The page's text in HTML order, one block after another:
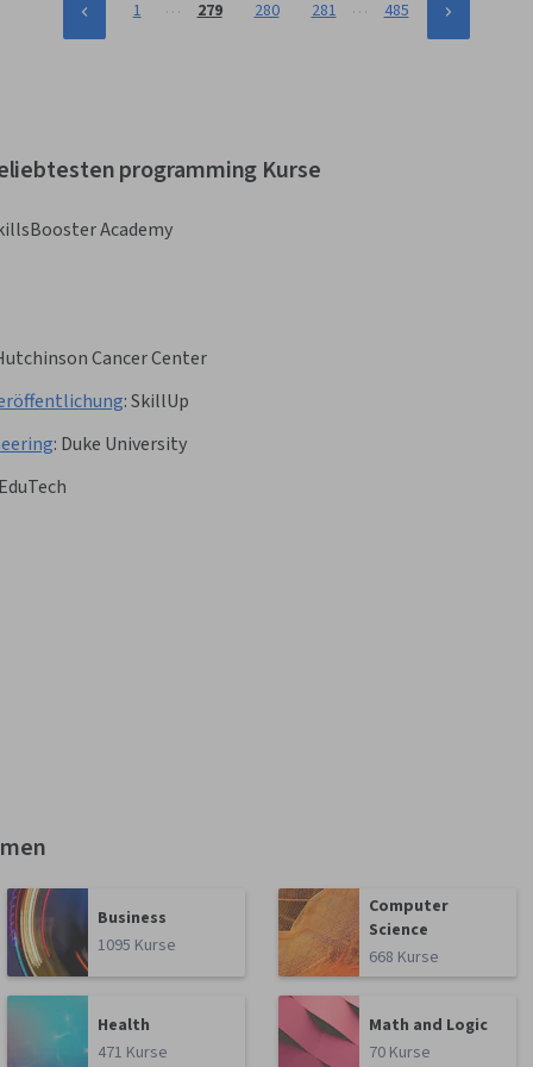
1 … 279 280 281 … 485
programming Kurse
Academy
Cancer Center
:SkillUp
: Duke University
Business
1095 Kurse
Computer
Science
668 Kurse
Health
471 Kurse
Math and Logic
70 Kurse